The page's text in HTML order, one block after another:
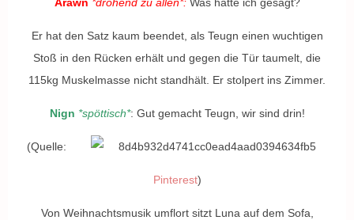
Er hat den Satz kaum beendet, als Teugn einen wuchtigen
Stoß in den Rücken erhält und gegen die Tür taumelt, die
115kg Muskelmasse nicht standhält. Er stolpert ins Zimmer.
Nign *spöttisch*: Gut gemacht Teugn, wir sind drin!
(Quelle:
Pinterest)
Von Weihnachtsmusik umflort sitzt Luna auf dem Sofa,